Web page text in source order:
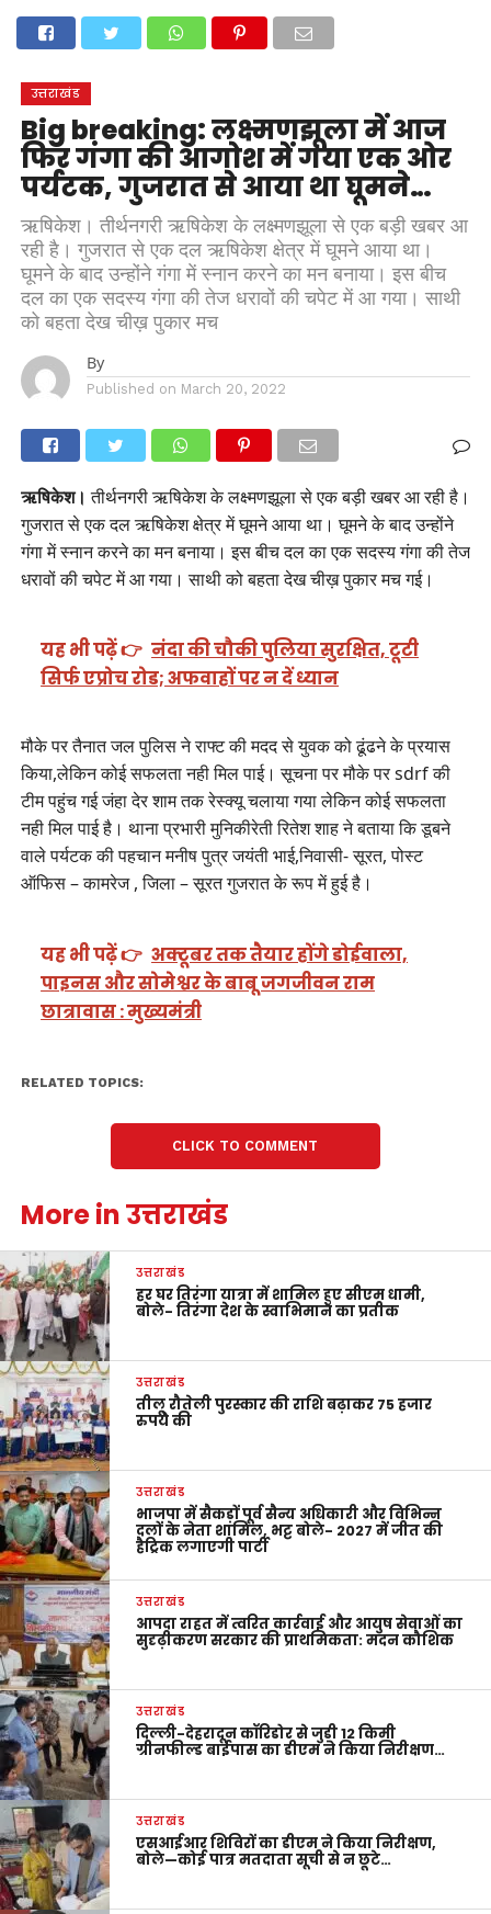
देहरादूननैनीताल
मनोरंजन
उत्तराखंड
Big breaking: लक्ष्मणझूला में आज
फिर गंगा की आगोश में गया एक ओर
पर्यटक, गुजरात से आया था घूमने…
ऋषिकेश। तीर्थनगरी ऋषिकेश के लक्ष्मणझूला से एक बड़ी खबर आ
रही है। गुजरात से एक दल ऋषिकेश क्षेत्र में घूमने आया था।
घूमने के बाद उन्होंने गंगा में स्नान करने का मन बनाया। इस बीच
दल का एक सदस्य गंगा की तेज धरावों की चपेट में आ गया। साथी
को बहता देख चीख़ पुकार मच
By
Published on March 20, 2022
ऋषिकेश। तीर्थनगरी ऋषिकेश के लक्ष्मणझूला से एक बड़ी खबर आ रही है।
गुजरात से एक दल ऋषिकेश क्षेत्र में घूमने आया था। घूमने के बाद उन्होंने
गंगा में स्नान करने का मन बनाया। इस बीच दल का एक सदस्य गंगा की तेज
धरावों की चपेट में आ गया। साथी को बहता देख चीख़ पुकार मच गई।
यह भी पढ़ें 👉 नंदा की चौकी पुलिया सुरक्षित, टूटी
सिर्फ एप्रोच रोड; अफवाहों पर न दें ध्यान
मौके पर तैनात जल पुलिस ने राफ्ट की मदद से युवक को ढूंढने के प्रयास
किया,लेकिन कोई सफलता नही मिल पाई। सूचना पर मौके पर sdrf की
टीम पहुंच गई जंहा देर शाम तक रेस्क्यू चलाया गया लेकिन कोई सफलता
नही मिल पाई है। थाना प्रभारी मुनिकीरेती रितेश शाह ने बताया कि डूबने
वाले पर्यटक की पहचान मनीष पुत्र जयंती भाई,निवासी- सूरत, पोस्ट
ऑफिस – कामरेज , जिला – सूरत गुजरात के रूप में हुई है।
यह भी पढ़ें 👉 अक्टूबर तक तैयार होंगे डोईवाला,
पाइनस और सोमेश्वर के बाबू जगजीवन राम
छात्रावास : मुख्यमंत्री
RELATED TOPICS:
CLICK TO COMMENT
More in उत्तराखंड
उत्तराखंड
हर घर तिरंगा यात्रा में शामिल हुए सीएम धामी,
बोले- तिरंगा देश के स्वाभिमान का प्रतीक
उत्तराखंड
तीलू रौतेली पुरस्कार की राशि बढ़ाकर 75 हजार
रुपये की
उत्तराखंड
भाजपा में सैकड़ों पूर्व सैन्य अधिकारी और विभिन्न
दलों के नेता शामिल, भट्ट बोले- 2027 में जीत की
हैट्रिक लगाएगी पार्टी
उत्तराखंड
आपदा राहत में त्वरित कार्रवाई और आयुष सेवाओं का
सुदृढ़ीकरण सरकार की प्राथमिकता: मदन कौशिक
उत्तराखंड
दिल्ली-देहरादून कॉरिडोर से जुड़ी 12 किमी
ग्रीनफील्ड बाईपास का डीएम ने किया निरीक्षण…
उत्तराखंड
एसआईआर शिविरों का डीएम ने किया निरीक्षण,
बोले—कोई पात्र मतदाता सूची से न छूटे…